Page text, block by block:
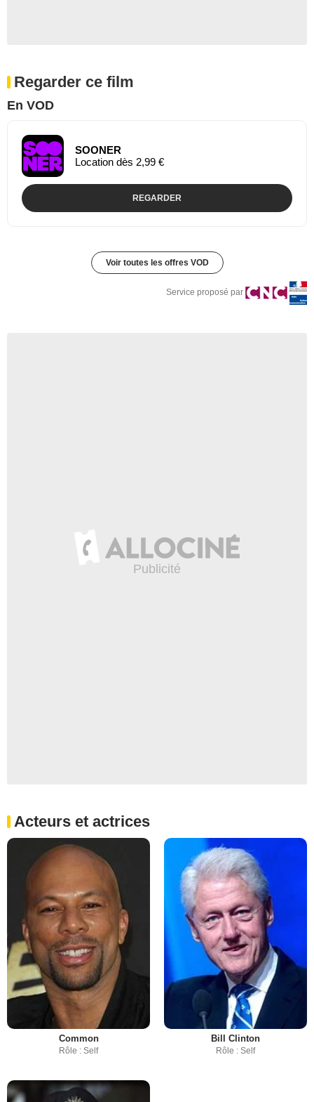
Regarder ce film
En VOD
SOONER
Location dès 2,99 €
REGARDER
Voir toutes les offres VOD
Service proposé par
Acteurs et actrices
Common
Rôle : Self
Bill Clinton
Rôle : Self